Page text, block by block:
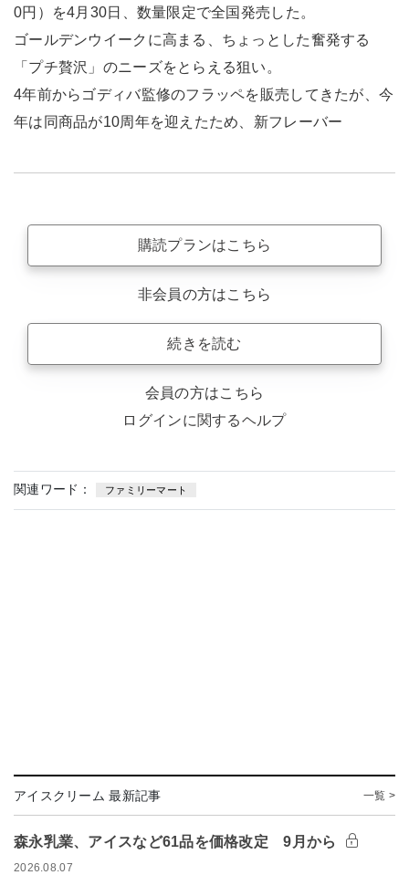
0円）を4月30日、数量限定で全国発売した。
ゴールデンウイークに高まる、ちょっとした奮発する
「プチ贅沢」のニーズをとらえる狙い。
4年前からゴディバ監修のフラッペを販売してきたが、今
年は同商品が10周年を迎えたため、新フレーバー
購読プランはこちら
非会員の方はこちら
続きを読む
会員の方はこちら
ログインに関するヘルプ
関連ワード： ファミリーマート
アイスクリーム 最新記事 一覧 >
森永乳業、アイスなど61品を価格改定 9月から
2026.08.07